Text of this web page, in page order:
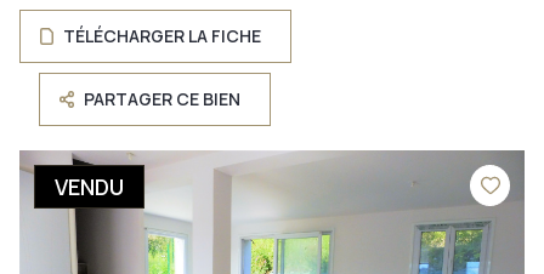
TÉLÉCHARGER LA FICHE
PARTAGER CE BIEN
VENDU